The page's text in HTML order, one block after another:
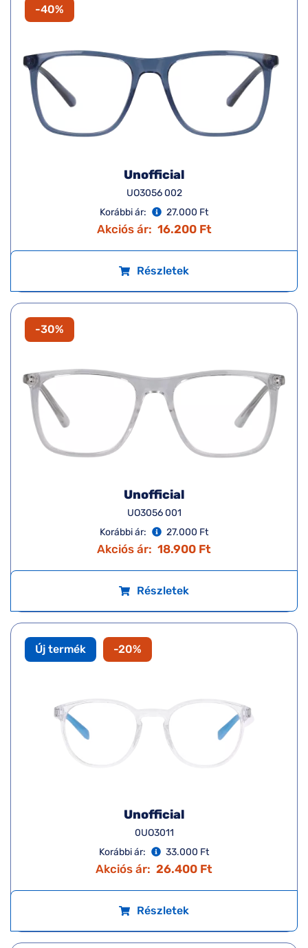
-40%
Unofficial
UO3056 002
Korábbi ár:
27.000 Ft
Akciós ár: 16.200 Ft
Részletek
-30%
Unofficial
UO3056 001
Korábbi ár:
27.000 Ft
Akciós ár: 18.900 Ft
Részletek
Új termék -20%
Unofficial
0UO3011
Korábbi ár:
33.000 Ft
Akciós ár: 26.400 Ft
Részletek